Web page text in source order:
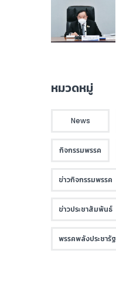
หมวดหมู่
News
กิจกรรมพรรค
ข่าวกิจกรรมพรรค
ข่าวประชาสัมพันธ์
พรรคพลังประชารัฐ